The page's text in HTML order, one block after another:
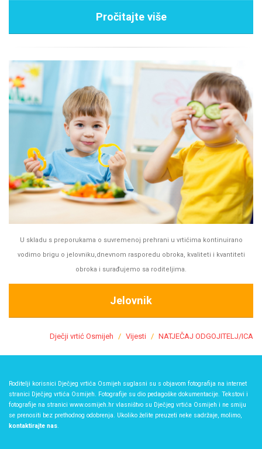
Pročitajte više
U skladu s preporukama o suvremenoj prehrani u vrtićima kontinuirano
vodimo brigu o jelovniku,dnevnom rasporedu obroka, kvaliteti i kvantiteti
obroka i surađujemo sa roditeljima.
Jelovnik
Dječji vrtić Osmijeh Vijesti NATJEČAJ ODGOJITELJ/ICA
Roditelji korisnici Dječjeg vrtića Osmijeh suglasni su s objavom fotografija na internet
stranici Dječjeg vrtića Osmijeh. Fotografije su dio pedagoške dokumentacije. Tekstovi i
fotografije na stranici www.osmijeh.hr vlasništvo su Dječjeg vrtića Osmijeh i ne smiju
se prenositi bez prethodnog odobrenja. Ukoliko želite preuzeti neke sadržaje, molimo,
kontaktirajte nas.